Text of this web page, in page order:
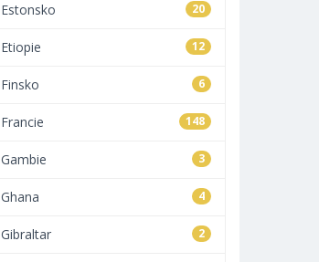
20
Estonsko
12
Etiopie
6
Finsko
148
Francie
3
Gambie
4
Ghana
2
Gibraltar